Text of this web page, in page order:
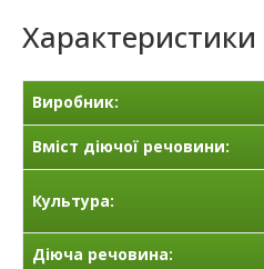
Характеристики
Виробник:
Вміст діючої речовини:
Культура:
Діюча речовина: